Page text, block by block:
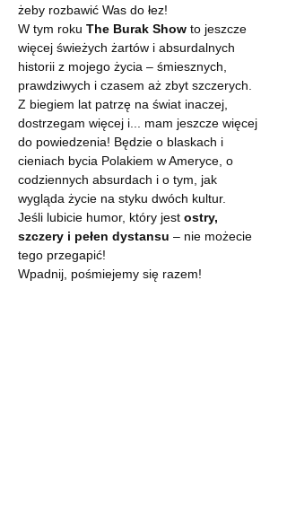
żeby rozbawić Was do łez!
W tym roku The Burak Show to jeszcze
więcej świeżych żartów i absurdalnych
historii z mojego życia – śmiesznych,
prawdziwych i czasem aż zbyt szczerych.
Z biegiem lat patrzę na świat inaczej,
dostrzegam więcej i... mam jeszcze więcej
do powiedzenia! Będzie o blaskach i
cieniach bycia Polakiem w Ameryce, o
codziennych absurdach i o tym, jak
wygląda życie na styku dwóch kultur.
Jeśli lubicie humor, który jest ostry,
szczery i pełen dystansu – nie możecie
tego przegapić!
Wpadnij, pośmiejemy się razem!